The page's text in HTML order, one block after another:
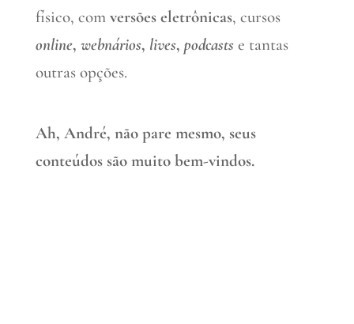
físico, com versões eletrônicas, cursos
online, webnários, lives, podcastse tantas
outras opções.
Ah, André, não pare mesmo, seus
conteúdos são muito bem-vindos.